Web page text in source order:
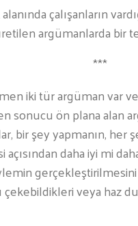
çalışanların
argümanlarda bir
***
iki tür argüman var
sonucu ön plana alan
bir şey yapmanın, her
daha iyi mi
çekebildikleri veya haz